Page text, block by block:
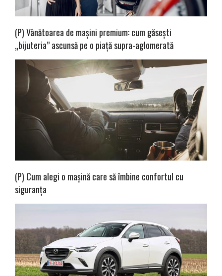
(P) Vânătoarea de mașini premium: cum găsești
„bijuteria” ascunsă pe o piață supra-aglomerată
(P) Cum alegi o mașină care să îmbine confortul cu
siguranța